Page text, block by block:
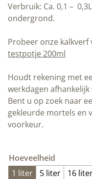
Verbruik: Ca. 0,1 –
ondergrond.
Probeer onze
testpotje 200ml
Houdt rekening met
werkdagen afhankelijk
Bent u op zoek naar
gekleurde mortels en
voorkeur.
Hoeveelheid
1 liter
5 liter 16